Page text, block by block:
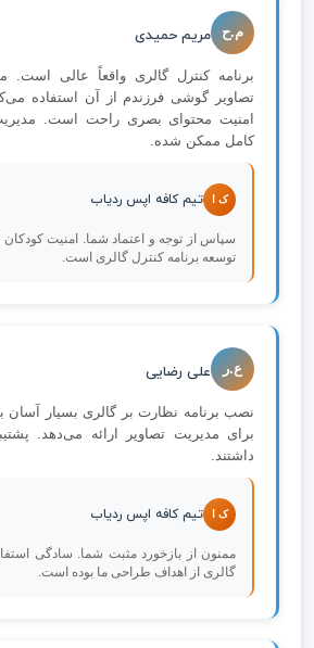
م.ح مریم حمیدی
برنامه کنترل گالری واقعاً عالی است.
تصاویر گوشی فرزندم از آن استفاده
امنیت محتوای بصری راحت است.
کامل ممکن شده.
ک ا تیم کافه اپس ردیاب
سپاس از توجه و اعتماد شما. امنیت کودکان
توسعه برنامه کنترل گالری است.
ع.ر علی رضایی
نصب برنامه نظارت بر گالری بسیار آسان
برای مدیریت تصاویر ارائه می‌دهد.
داشتند.
ک ا تیم کافه اپس ردیاب
ممنون از بازخورد مثبت شما. سادگی
گالری از اهداف طراحی ما بوده است.